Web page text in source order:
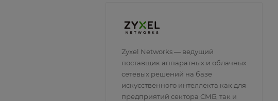
Zyxel Networks — ведущий
поставщик аппаратных и облачных
сетевых решений на базе
искусственного интеллекта как для
предприятий сектора СМБ, так и